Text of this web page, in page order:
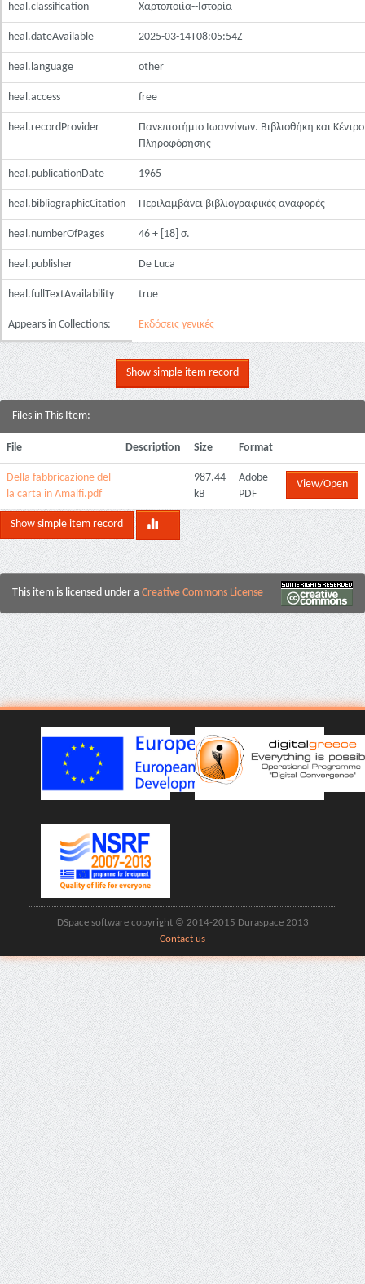
heal.classification Χαρτοποιία--Ιστορία
heal.dateAvailable 2025-03-14T08:05:54Z
heal.language other
heal.access free
heal.recordProvider
Πανεπιστήμιο Ιωαννίνων. Βιβλιοθήκη και Κέντρο
Πληροφόρησης
heal.publicationDate 1965
heal.bibliographicCitation Περιλαμβάνει βιβλιογραφικές αναφορές
heal.numberOfPages 46 + [18] σ.
heal.publisher De Luca
heal.fullTextAvailability true
Appears in Collections: Εκδόσεις γενικές
Show simple item record
Files in This Item:
File Description Size Format
Della fabbricazione del
la carta in Amalfi.pdf
987.44
kB
Adobe
PDF
View/Open
Show simple item record
This item is licensed under a Creative Commons License
DSpace software copyright © 2014-2015 Duraspace 2013
Contact us